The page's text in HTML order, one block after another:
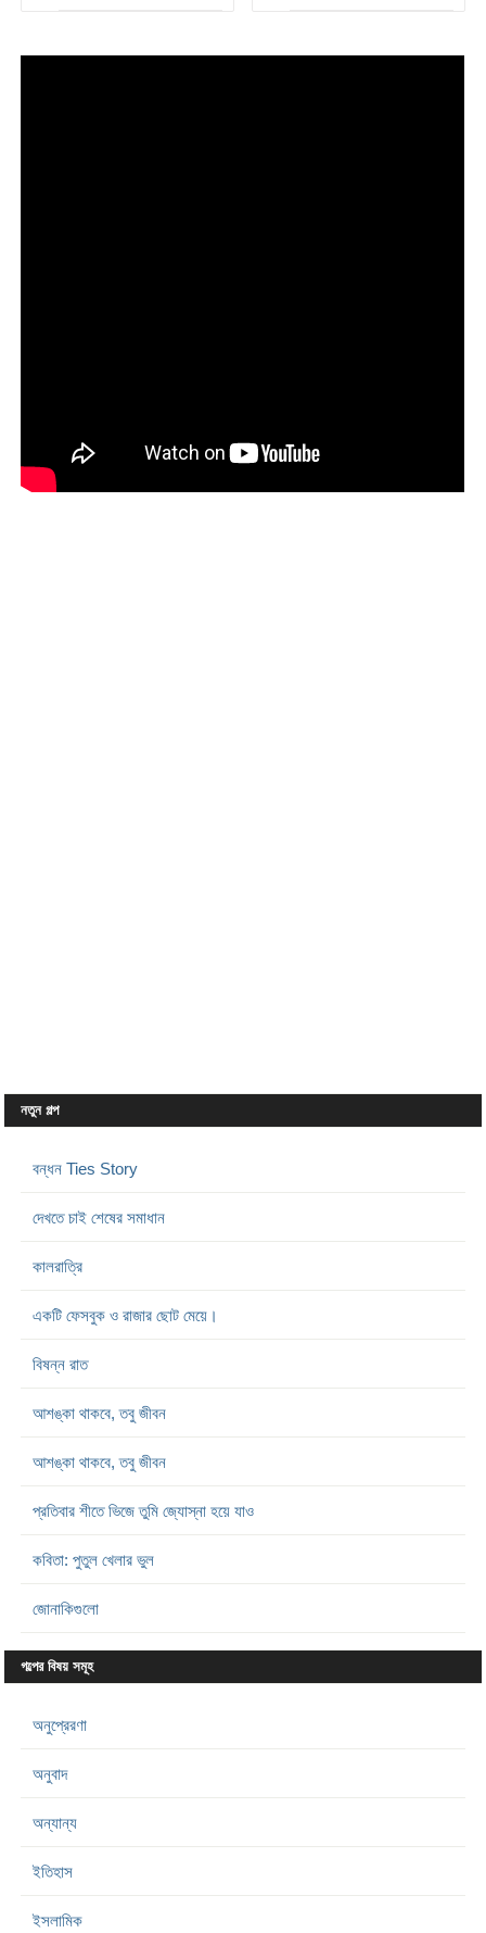
নতুন গল্প
বন্ধন Ties Story
দেখতে চাই শেষের সমাধান
কালরাত্রি
একটি ফেসবুক ও রাজার ছোট মেয়ে।
বিষন্ন রাত
আশঙ্কা থাকবে, তবু জীবন
আশঙ্কা থাকবে, তবু জীবন
প্রতিবার শীতে ভিজে তুমি জ্যোস্না হয়ে যাও
কবিতা: পুতুল খেলার ভুল
জোনাকিগুলো
গল্পের বিষয় সমূহ
অনুপ্রেরণা
অনুবাদ
অন্যান্য
ইতিহাস
ইসলামিক